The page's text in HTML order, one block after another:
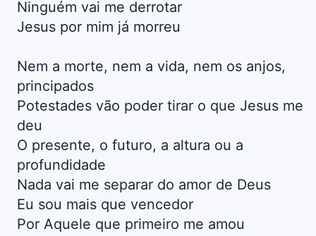
Ninguém vai me derrotar
Jesus por mim já morreu
Nem a morte, nem a vida, nem os anjos,
principados
Potestades vão poder tirar o que Jesus me
deu
O presente, o futuro, a altura ou a
profundidade
Nada vai me separar do amor de Deus
Eu sou mais que vencedor
Por Aquele que primeiro me amou